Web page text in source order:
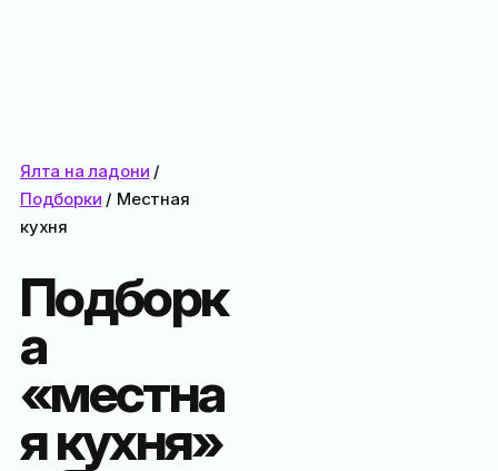
Ялта на ладони /
Подборки / Местная
кухня
Подборк
а
«местна
я кухня»